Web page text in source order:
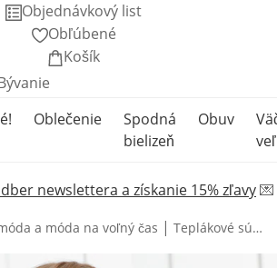
Objednávkový list
Obľúbené
Košík
produktov
Oblečenie
Spodná
bielizeň
Obuv
newslettera a získanie 15% zľavy💌
a móda na voľný čas | Teplákové súpravy